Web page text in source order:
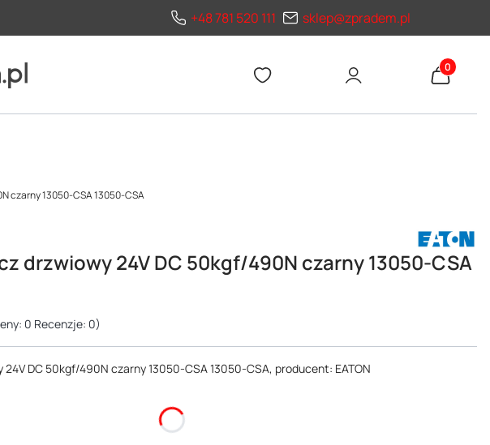
+48 781 520 111 sklep@zpradem.pl
Produkty
czarny 13050-CSA 13050-CSA
drzwiowy 24V DC 50kgf/490N czarny 13050-CSA
0 Recenzje: 0)
DC 50kgf/490N czarny 13050-CSA 13050-CSA, producent: EATON